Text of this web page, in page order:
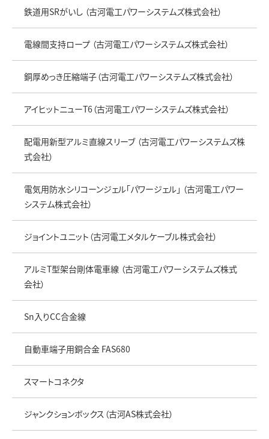
鉄道用SRがいし （古河電工パワーシステムズ株式会社）
電線間支持ロープ （古河電工パワーシステムズ株式会社）
銅厚めっき圧縮端子（古河電工パワーシステムズ株式会社）
アイヒットニューT6（古河電工パワーシステムズ株式会社）
配電用新型アルミ直線スリーブ （古河電工パワーシステムズ株
式会社）
電気用防水シリコーンジェル「パワージェル」 （古河電工パワー
システム株式会社）
ジョイントユニット（古河電工メタルケーブル株式会社）
アルミT型架台剛体電車線 （古河電工パワーシステムズ株式
会社）
Sn入りCC合金線
自動車端子用銅合金 FAS680
スマートコネクタ
ジャンクションボックス（古河AS株式会社）